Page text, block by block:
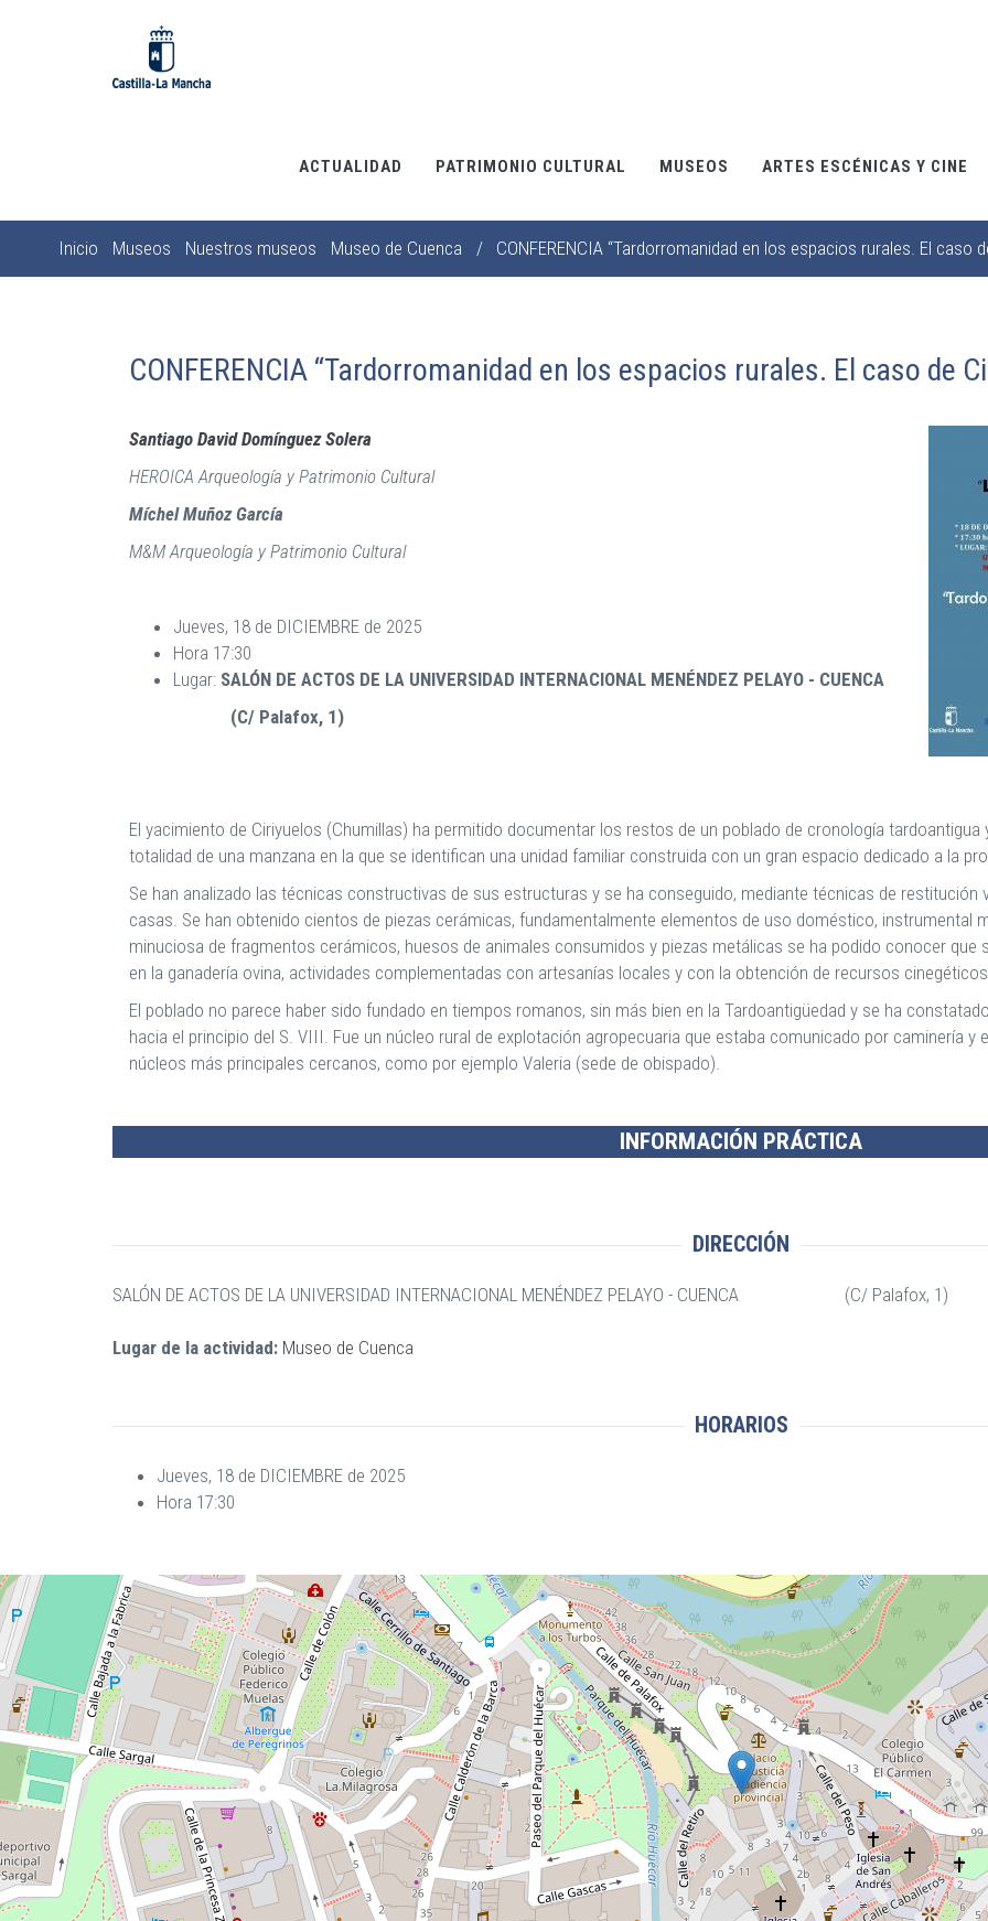
ACTUALIDAD PATRIMONIO CULTURAL MUSEOS ARTES ESCÉNICAS Y CINE
Sobrescribir
navegación
Inicio Museos Nuestros museos Museo de Cuenca / CONFERENCIA “Tardorromanidad en los espacios rurales. El caso
CONFERENCIA “Tardorromanidad en los espacios rurales. El caso de
Santiago David Domínguez Solera
HEROICA Arqueología y Patrimonio Cultural
Míchel Muñoz García
M&M Arqueología y Patrimonio Cultural
Jueves, 18 de DICIEMBRE de 2025
Hora 17:30
Lugar: SALÓN DE ACTOS DE LA UNIVERSIDAD INTERNACIONAL MENÉNDEZ PELAYO - CUENCA
(C/ Palafox, 1)
El yacimiento de Ciriyuelos (Chumillas) ha permitido documentar los restos de un poblado de cronología
totalidad de una manzana en la que se identifican una unidad familiar construida con un gran espacio dedicado a la
Se han analizado las técnicas constructivas de sus estructuras y se ha conseguido, mediante técnicas de
casas. Se han obtenido cientos de piezas cerámicas, fundamentalmente elementos de uso doméstico, instrumental
minuciosa de fragmentos cerámicos, huesos de animales consumidos y piezas metálicas se ha podido conocer que
en la ganadería ovina, actividades complementadas con artesanías locales y con la obtención de recursos
El poblado no parece haber sido fundado en tiempos romanos, sin más bien en la Tardoantigüedad y se ha
hacia el principio del S. VIII. Fue un núcleo rural de explotación agropecuaria que estaba comunicado por caminería
núcleos más principales cercanos, como por ejemplo Valeria (sede de obispado).
INFORMACIÓN PRÁCTICA
DIRECCIÓN
SALÓN DE ACTOS DE LA UNIVERSIDAD INTERNACIONAL MENÉNDEZ PELAYO - CUENCA (C/ Palafox, 1)
Lugar de la actividad: Museo de Cuenca
HORARIOS
Jueves, 18 de DICIEMBRE de 2025
Hora 17:30